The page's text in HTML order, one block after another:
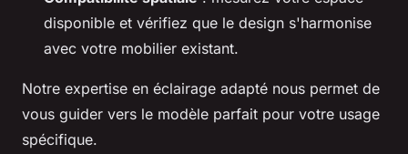
disponible et vérifiez que le design s'harmonise
avec votre mobilier existant.
Notre expertise en éclairage adapté nous permet de
vous guider vers le modèle parfait pour votre usage
spécifique.